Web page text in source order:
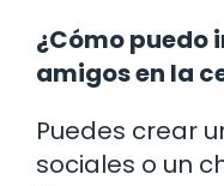
¿Cómo puedo
amigos en la
Puedes crear
sociales o un